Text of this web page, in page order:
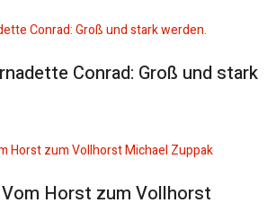
Conrad: Groß und stark
Vom Horst zum Vollhorst